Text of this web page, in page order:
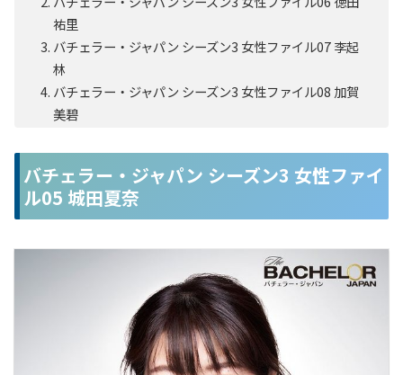
祐里
バチェラー・ジャパン シーズン3 女性ファイル07 李起
林
バチェラー・ジャパン シーズン3 女性ファイル08 加賀
美碧
バチェラー・ジャパン シーズン3 女性ファイ
ル05 城田夏奈